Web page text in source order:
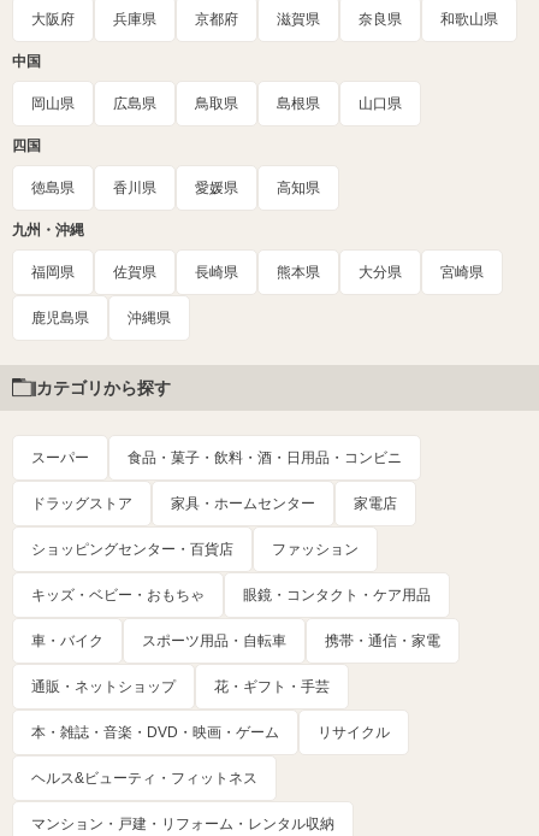
大阪府 兵庫県 京都府 滋賀県 奈良県 和歌山県
中国
岡山県 広島県 鳥取県 島根県 山口県
四国
徳島県 香川県 愛媛県 高知県
九州・沖縄
福岡県 佐賀県 長崎県 熊本県 大分県 宮崎県
鹿児島県 沖縄県
カテゴリから探す
スーパー 食品・菓子・飲料・酒・日用品・コンビニ
ドラッグストア 家具・ホームセンター 家電店
ショッピングセンター・百貨店 ファッション
キッズ・ベビー・おもちゃ 眼鏡・コンタクト・ケア用品
車・バイク スポーツ用品・自転車 携帯・通信・家電
通販・ネットショップ 花・ギフト・手芸
本・雑誌・音楽・DVD・映画・ゲーム リサイクル
ヘルス&ビューティ・フィットネス
マンション・戸建・リフォーム・レンタル収納